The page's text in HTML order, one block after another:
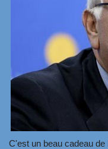
C'est un beau cadeau